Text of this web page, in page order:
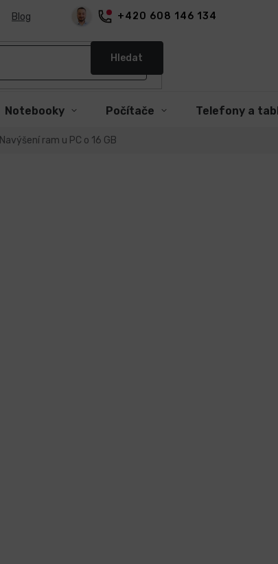
+420 608 146 134
Blog
Hledat
Notebooky Počítače Telefony a
Navýšení ram u PC o 16 GB